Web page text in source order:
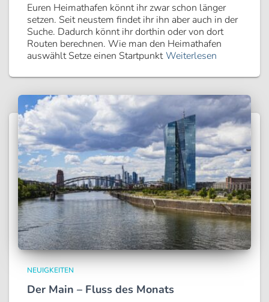
Euren Heimathafen könnt ihr zwar schon länger
setzen. Seit neustem findet ihr ihn aber auch in der
Suche. Dadurch könnt ihr dorthin oder von dort
Routen berechnen. Wie man den Heimathafen
auswählt Setze einen Startpunkt Weiterlesen
NEUIGKEITEN
Der Main – Fluss des Monats